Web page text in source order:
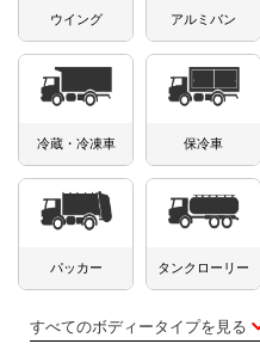
アルミバン
ウイング
冷蔵・冷凍車 保冷車
パッカー タンクローリー
すべてのボディータイプを見る